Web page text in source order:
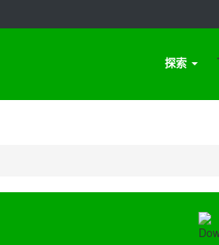
探索